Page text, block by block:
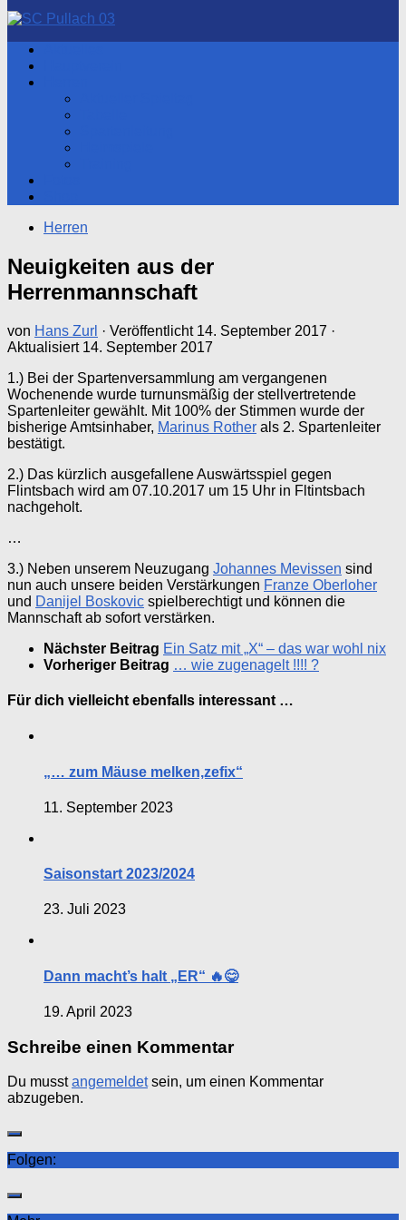
Herren
Neuigkeiten aus der
Herrenmannschaft
von Hans Zurl · Veröffentlicht 14. September 2017 ·
Aktualisiert 14. September 2017
1.) Bei der Spartenversammlung am vergangenen
Wochenende wurde turnunsmäßig der stellvertretende
Spartenleiter gewählt. Mit 100% der Stimmen wurde der
bisherige Amtsinhaber, Marinus Rother als 2. Spartenleiter
bestätigt.
2.) Das kürzlich ausgefallene Auswärtsspiel gegen
Flintsbach wird am 07.10.2017 um 15 Uhr in Fltintsbach
nachgeholt.
…
3.) Neben unserem Neuzugang Johannes Mevissen sind
nun auch unsere beiden Verstärkungen Franze Oberloher
und Danijel Boskovic spielberechtigt und können die
Mannschaft ab sofort verstärken.
Nächster Beitrag Ein Satz mit „X“ – das war wohl nix
Vorheriger Beitrag … wie zugenagelt !!!! ?
Für dich vielleicht ebenfalls interessant …
„… zum Mäuse melken,zefix“
11. September 2023
Saisonstart 2023/2024
23. Juli 2023
Dann macht’s halt „ER“ 🔥😋
19. April 2023
Schreibe einen Kommentar
Du musstangemeldetsein, um einen Kommentar
abzugeben.
Folgen: